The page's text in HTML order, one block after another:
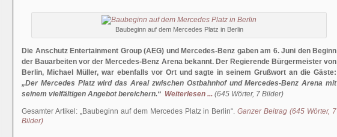
Baubeginn auf dem Mercedes Platz in Berlin
Die Anschutz Entertainment Group (AEG) und Mercedes-Benz gaben am 6. Juni den Beginn
der Bauarbeiten vor der Mercedes-Benz Arena bekannt. Der Regierende Bürgermeister von
Berlin, Michael Müller, war ebenfalls vor Ort und sagte in seinem Grußwort an die Gäste:
„Der Mercedes Platz wird das Areal zwischen Ostbahnhof und Mercedes-Benz Arena mit
seinem vielfältigen Angebot bereichern.“ Weiterlesen ... (645 Wörter, 7 Bilder)
Gesamter Artikel: Baubeginn auf dem Mercedes Platz in Berlin .Ganzer Beitrag (645 Wörter, 7
Bilder)